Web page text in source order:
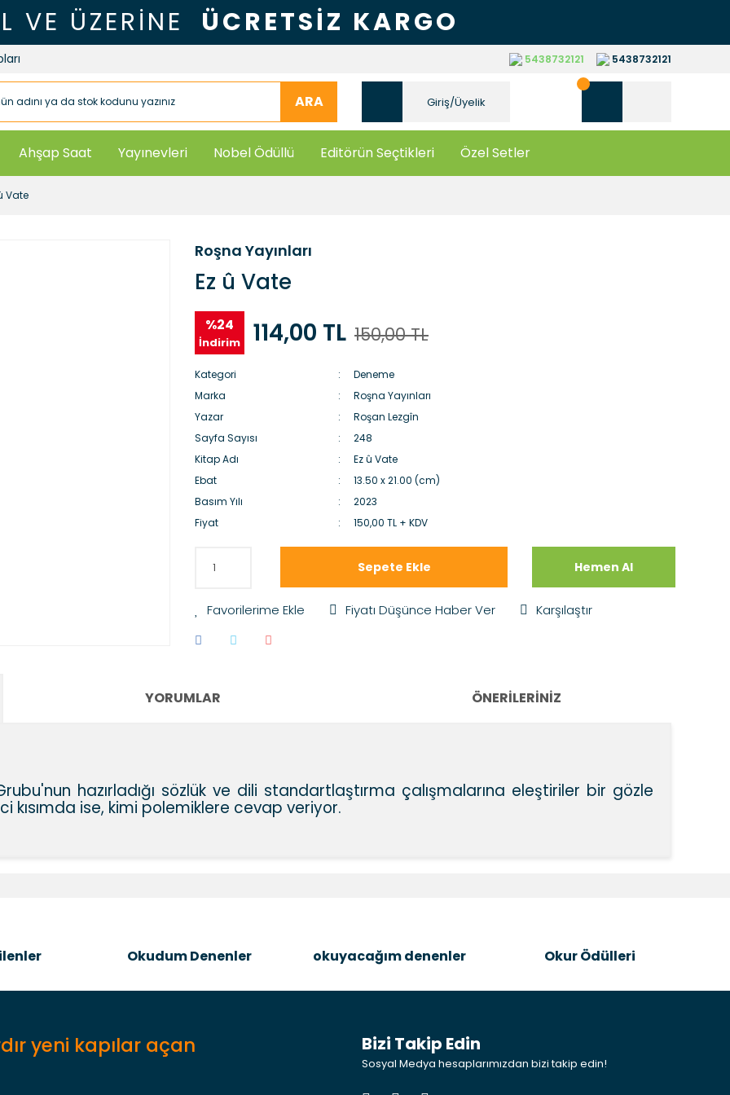
VE ÜZERİNE ÜCRETSİZ KARGO
5438732121 5438732121
ARA Giriş/Üyelik
Ahşap Saat Yayınevleri Nobel Ödüllü Editörün Seçtikleri Özel Setler
Vate
Roşna Yayınları
Ez û Vate
%24
İndirim 114,00 TL 150,00 TL
Kategori
Deneme
Marka
Roşna Yayınları
Yazar
Roşan Lezgîn
Sayfa Sayısı
248
Kitap Adı
Ez û Vate
Ebat
13.50 x 21.00 (cm)
Basım Yılı
2023
Fiyat
150,00 TL + KDV
Sepete Ekle Hemen Al
Fiyatı Düşünce Haber Ver Karşılaştır
YORUMLAR ÖNERILERINIZ
hazırladığı sözlük ve dili standartlaştırma çalışmalarına eleştiriler bir gözle
kısımda ise, kimi polemiklere cevap veriyor.
Okudum Denenler okuyacağım denenler Okur Ödülleri
yeni kapılar açan Bizi Takip Edin
Sosyal Medya hesaplarımızdan bizi takip edin!